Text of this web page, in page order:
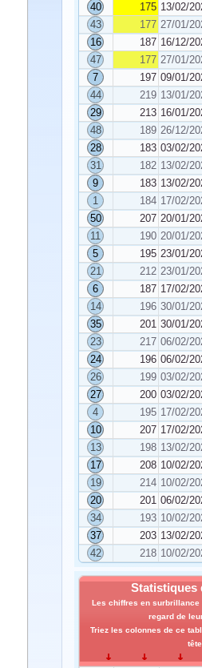
40
175 13/02/
43
177 27/01/
16
187 16/12/
47
177 27/01/
7
197 09/01/
44
219 13/01/
29
213 16/01/
48
189 26/12/
28
183 03/02/
31
182 13/02/
9
183 13/02/
1
184 17/02/
50
207 20/01/
11
190 20/01/
5
195 23/01/
21
212 23/01/
6
187 17/02/
14
196 30/01/
35
201 30/01/
23
217 06/02/
24
196 06/02/
26
199 03/02/
27
200 03/02/
4
195 17/02/
10
207 17/02/
13
198 13/02/
17
208 10/02/
19
214 10/02/
20
201 06/02/
34
193 10/02/
37
203 13/02/
42
218 10/02/
Statistiques
Les chiffres en surbrillance
regard de
Triez les colonnes de ce